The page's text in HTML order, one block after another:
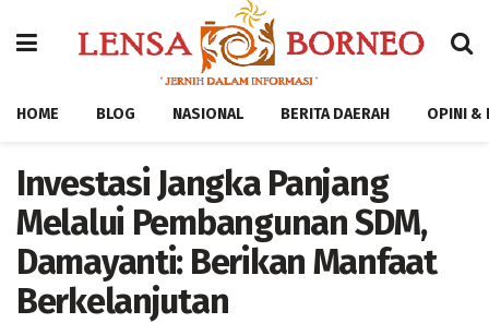
HOME BLOG NASIONAL BERITA DAERAH OPINI &
Investasi Jangka Panjang
Melalui Pembangunan SDM,
Damayanti: Berikan Manfaat
Berkelanjutan